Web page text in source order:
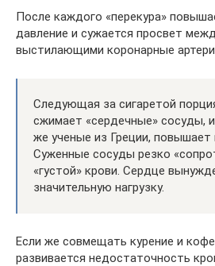
После каждого «перекура»
давление и сужается просвет
выстилающими коронарные
Следующая за сигаретой
сжимает «сердечные» сосуды,
же ученые из Греции, повышает
Суженные сосуды резко
«густой» крови. Сердце
значительную нагрузку.
Если же совмещать курение и
развивается недостаточность